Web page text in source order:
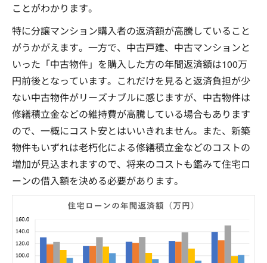
ことがわかります。
特に分譲マンション購入者の返済額が高騰していること
がうかがえます。一方で、中古戸建、中古マンションと
いった「中古物件」を購入した方の年間返済額は100万
円前後となっています。これだけを見ると返済負担が少
ない中古物件がリーズナブルに感じますが、中古物件は
修繕積立金などの維持費が高騰している場合もあります
ので、一概にコスト安とはいいきれません。また、新築
物件もいずれは老朽化による修繕積立金などのコストの
増加が見込まれますので、将来のコストも鑑みて住宅ロ
ーンの借入額を決める必要があります。